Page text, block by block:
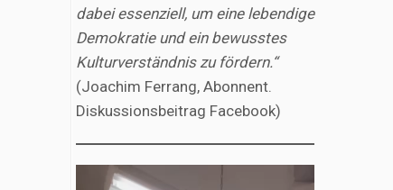
dabei essenziell, um eine lebendige
Demokratie und ein bewusstes
Kulturverständnis zu fördern.“
(Joachim Ferrang, Abonnent.
Diskussionsbeitrag Facebook)
Video-